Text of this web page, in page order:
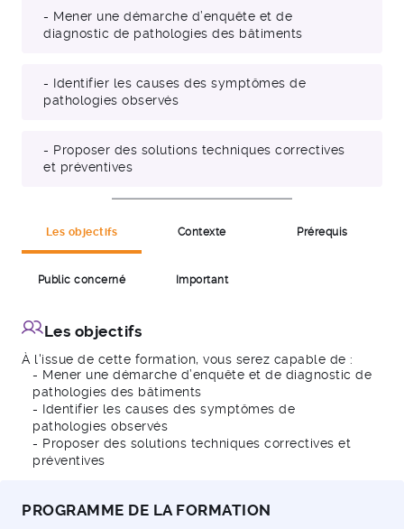
- Mener une démarche d’enquête et de
diagnostic de pathologies des bâtiments
- Identifier les causes des symptômes de
pathologies observés
- Proposer des solutions techniques correctives
et préventives
Les objectifs Contexte Prérequis
Public concerné Important
Les objectifs
À l'issue de cette formation, vous serez capable de :
- Mener une démarche d’enquête et de diagnostic de
pathologies des bâtiments
- Identifier les causes des symptômes de
pathologies observés
- Proposer des solutions techniques correctives et
préventives
AFNOR Compétences
PROGRAMME DE LA FORMATION